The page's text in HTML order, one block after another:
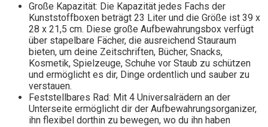
Große Kapazität: Die Kapazität jedes Fachs der
Kunststoffboxen beträgt 23 Liter und die Größe ist 39 x
28 x 21,5 cm. Diese große Aufbewahrungsbox verfügt
über stapelbare Fächer, die ausreichend Stauraum
bieten, um deine Zeitschriften, Bücher, Snacks,
Kosmetik, Spielzeuge, Schuhe vor Staub zu schützen
und ermöglicht es dir, Dinge ordentlich und sauber zu
verstauen.
Feststellbares Rad: Mit 4 Universalrädern an der
Unterseite ermöglicht dir der Aufbewahrungsorganizer,
ihn flexibel dorthin zu bewegen, wo du ihn haben